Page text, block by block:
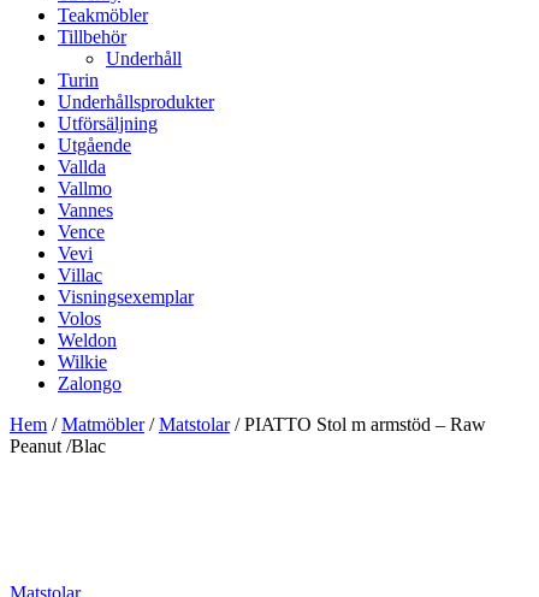
Teakmöbler
Tillbehör
Underhåll
Turin
Underhållsprodukter
Utförsäljning
Utgående
Vallda
Vallmo
Vannes
Vence
Vevi
Villac
Visningsexemplar
Volos
Weldon
Wilkie
Zalongo
Hem /Matmöbler/Matstolar/ PIATTO Stol m armstöd – Raw
Peanut /Blac